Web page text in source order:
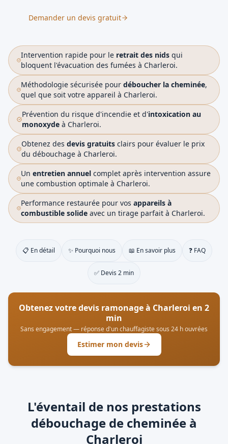
Demander un devis gratuit
Intervention rapide pour le retrait des nids qui
bloquent l'évacuation des fumées à Charleroi.
Méthodologie sécurisée pourdéboucher la cheminée,
quel que soit votre appareil à Charleroi.
Prévention du risque d'incendie et d'intoxication au
monoxyde à Charleroi.
Obtenez desdevis gratuits clairs pour évaluer le prix
du débouchage à Charleroi.
Unentretien annuel complet après intervention assure
une combustion optimale à Charleroi.
Performance restaurée pour vos appareils à
combustible solideavec un tirage parfait à Charleroi.
📋 En détail ✨ Pourquoi nous 📖 En savoir plus ❓ FAQ
✅ Devis 2 min
Obtenez votre devis ramonage à Charleroi en 2
min
Sans engagement — réponse d'un chauffagiste sous 24 h ouvrées
Estimer mon devis
L'éventail de nos prestations
débouchage de cheminée à
Charleroi